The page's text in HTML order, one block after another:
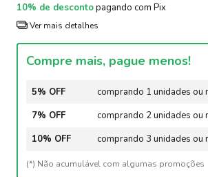
10% de descontopagando com Pix
Ver mais detalhes
Compre mais, pague menos!
5% OFF
comprando 1 unidades ou
7% OFF
comprando 2 unidades ou
10% OFF
comprando 3 unidades ou
(*) Não acumulável com algumas promoções